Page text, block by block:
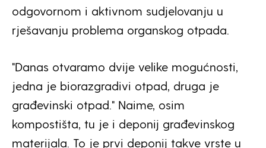
odgovornom i aktivnom sudjelovanju u
rješavanju problema organskog otpada.
"Danas otvaramo dvije velike mogućnosti,
jedna je biorazgradivi otpad, druga je
građevinski otpad." Naime, osim
kompostišta, tu je i deponij građevinskog
materijala. To je prvi deponij takve vrste u